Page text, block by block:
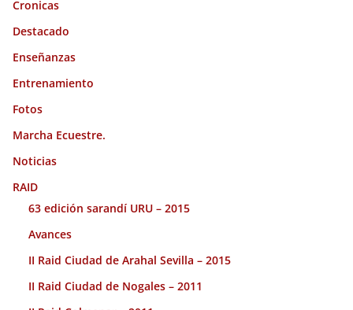
Cronicas
Destacado
Enseñanzas
Entrenamiento
Fotos
Marcha Ecuestre.
Noticias
RAID
63 edición sarandí URU – 2015
Avances
II Raid Ciudad de Arahal Sevilla – 2015
II Raid Ciudad de Nogales – 2011